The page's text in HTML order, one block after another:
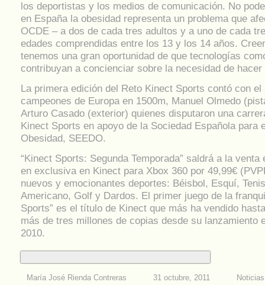
los deportistas y los medios de comunicación. No
en España la obesidad representa un problema que
OCDE – a dos de cada tres adultos y a uno de cada
edades comprendidas entre los 13 y los 14 años.
tenemos una gran oportunidad de que tecnologías
contribuyan a concienciar sobre la necesidad de hacer
La primera edición del Reto Kinect Sports contó con el
campeones de Europa en 1500m, Manuel Olmedo
Arturo Casado (exterior) quienes disputaron una
Kinect Sports en apoyo de la Sociedad Española para
Obesidad, SEEDO.
“Kinect Sports: Segunda Temporada” saldrá a la venta
en exclusiva en Kinect para Xbox 360 por 49,99€
nuevos y emocionantes deportes: Béisbol, Esquí,
Americano, Golf y Dardos. El primer juego de la
Sports” es el título de Kinect que más ha vendido
más de tres millones de copias desde su lanzamiento
2010.
María José Rienda Contreras 31 octubre, 2011 Noticias